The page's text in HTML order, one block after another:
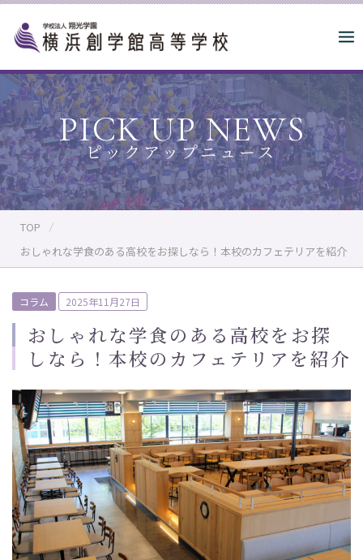
p
o
c
o
n
t
e
PICK UP NEWS
TOP
おしゃれな学食のある高校をお探しなら！本校のカフェテリアを紹介
コラム
s
t
d
o
n
2025年11月27日
おしゃれな学食のある高校をお探
しなら！本校のカフェテリアを紹介